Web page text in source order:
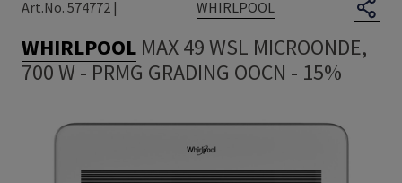
Art.No. 574772 |
WHIRLPOOL
WHIRLPOOL MAX 49 WSL MICROONDE,
700 W - PRMG GRADING OOCN - 15%